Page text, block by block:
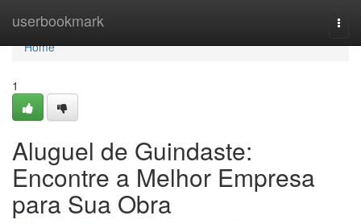
userbookmark
Home
Home
1
Aluguel de Guindaste:
Encontre a Melhor Empresa
para Sua Obra